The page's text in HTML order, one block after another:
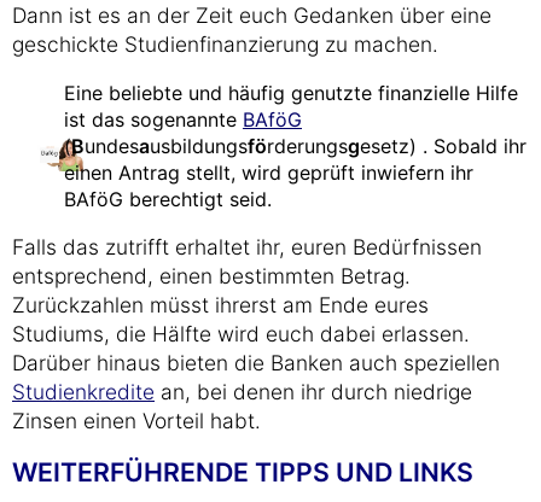
Dann ist es an der Zeit euch Gedanken über eine
geschickte Studienfinanzierung zu machen.
Eine beliebte und häufig genutzte finanzielle Hilfe
ist das sogenannte BAföG
(Bundesausbildungsförderungsgesetz) . Sobald ihr
einen Antrag stellt, wird geprüft inwiefern ihr
BAföG berechtigt seid.
Falls das zutrifft erhaltet ihr, euren Bedürfnissen
entsprechend, einen bestimmten Betrag.
Zurückzahlen müsst ihrerst am Ende eures
Studiums, die Hälfte wird euch dabei erlassen.
Darüber hinaus bieten die Banken auch speziellen
Studienkredite an, bei denen ihr durch niedrige
Zinsen einen Vorteil habt.
WEITERFÜHRENDE TIPPS UND LINKS